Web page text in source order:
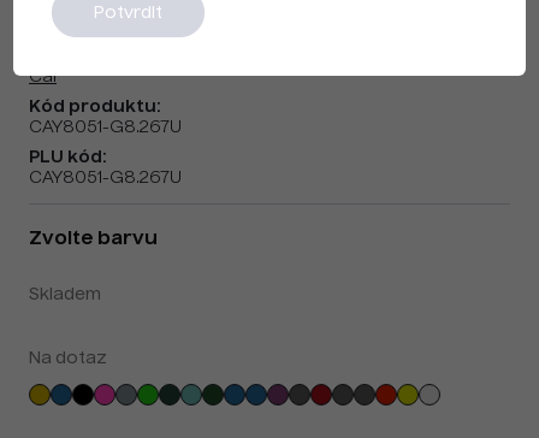
Cai F240104 Purple US
Cai
Kód produktu:
CAY8051-G8.267U
PLU kód:
CAY8051-G8.267U
Zvolte barvu
Skladem
Na dotaz
Potvrdit